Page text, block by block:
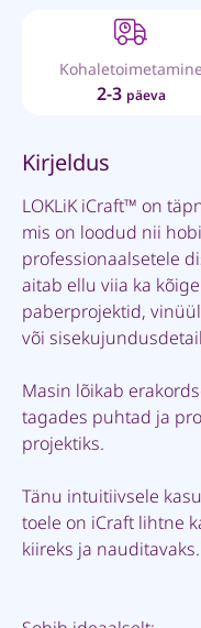
Kohaletoimetamine
2-3 päeva
Kirjeldus
LOKLiK iCraft™ on
mis on loodud nii
professionaalsetele
aitab ellu viia ka
paberprojektid,
või
Masin lõikab
tagades puhtad ja
projektiks.
Tänu intuitiivsele
toele on iCraft lihtne
kiireks ja nauditavaks.